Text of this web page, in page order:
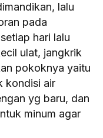
lalu
pada
hari lalu
ulat, jangkrik
pokoknya yaitu
kondisi air
yg baru, dan
minum agar